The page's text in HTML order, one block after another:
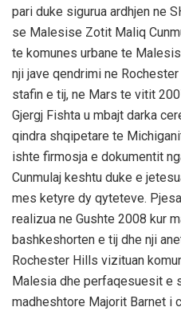
pari duke sigurua ardhjen ne
se Malesise Zotit Maliq
te komunes urbane te
nji jave qendrimi ne
stafin e tij, ne Mars te vitit
Gjergj Fishta u mbajt darka
qindra shqipetare te
ishte firmosja e dokumentit
Cunmulaj keshtu duke e
mes ketyre dy qyteteve.
realizua ne Gushte 2008 kur
bashkeshorten e tij dhe nji
Rochester Hills vizituan
Malesia dhe perfaqesuesit e
madheshtore Majorit Barnet i